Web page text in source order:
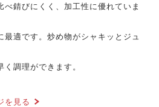
錆びにくく、加工性に優れていま
適です。炒め物がシャキッとジュ
調理ができます。
を見る